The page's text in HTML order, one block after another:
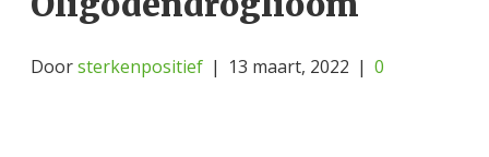
Doorsterkenpositief | 13 maart, 2022 | 0